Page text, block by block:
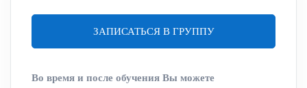
ЗАПИСАТЬСЯ В ГРУППУ
Во время и после обучения Вы можете